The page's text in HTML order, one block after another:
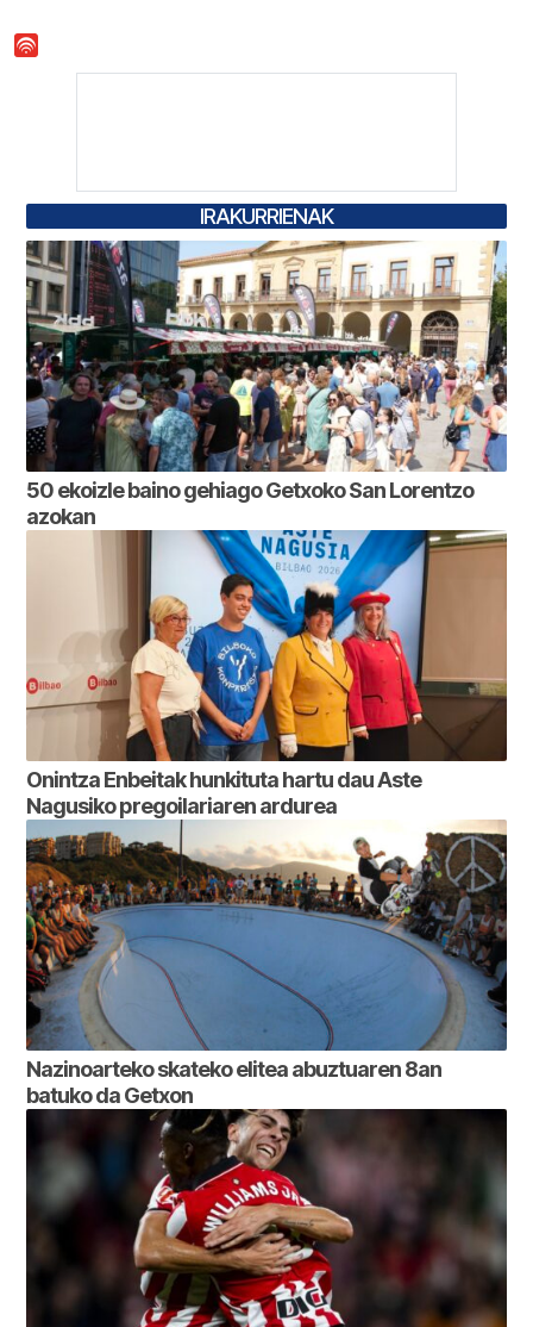
IRAKURRIENAK
50 ekoizle baino gehiago Getxoko San Lorentzo
azokan
Onintza Enbeitak hunkituta hartu dau Aste
Nagusiko pregoilariaren ardurea
Nazinoarteko skateko elitea abuztuaren 8an
batuko da Getxon